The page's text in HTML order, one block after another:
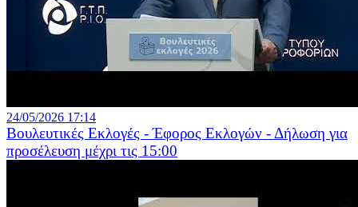
24/05/2026 17:14
Βουλευτικές Εκλογές - Έφορος Εκλογών - Δήλωση για
προσέλευση μέχρι τις 15:00